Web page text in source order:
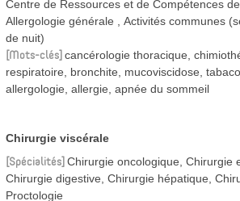
Centre de Ressources et de Compétences
Allergologie générale
Activités communes
de nuit)
Mots-clés cancérologie thoracique,
respiratoire, bronchite, mucoviscidose,
allergologie, allergie, apnée du sommeil
Chirurgie viscérale
Spécialités Chirurgie oncologique, Chirurgie
Chirurgie digestive, Chirurgie hépatique,
Proctologie